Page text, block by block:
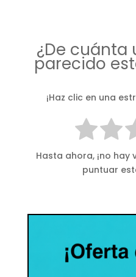
¿De cuánta
parecido
¡Haz clic en una
Hasta ahora, ¡no hay
puntuar